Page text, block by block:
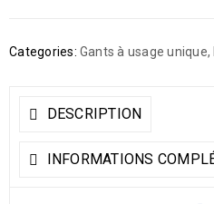
Categories: Gants à usage unique,
DESCRIPTION
INFORMATIONS